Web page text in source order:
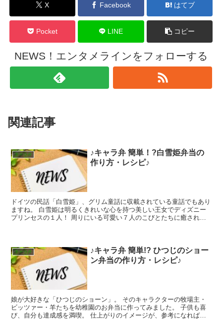
X Facebook はてブ
Pocket LINE コピー
NEWS！エンタメラインをフォローする
関連記事
キャラ弁
♪キャラ弁 簡単！?白雪姫弁当の
作り方・レシピ♪
ドイツの民話「白雪姫」、グリム童話に収載されている童話でもあり
ますね。 白雪姫は明るくきれいな心を持つ美しい王女でディズニー
プリンセスの１人！ 周りにいる可愛い７人のこびとたちに癒されま
キャラ弁
♪キャラ弁 簡単!? ひつじのショー
ン弁当の作り方・レシピ♪
娘が大好きな「ひつじのショーン」。 そのキャラクターの牧場主・
ビッツァー・羊たちを幼稚園のお弁当に作ってみました。 子供も喜
び、自分も達成感を満喫。 仕上がりのイメージが、参考になればと